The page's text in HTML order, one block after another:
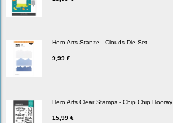
Hero Arts Stanze - Clouds Die Set
9,99 €
Hero Arts Clear Stamps - Chip Chip Hooray
15,99 €